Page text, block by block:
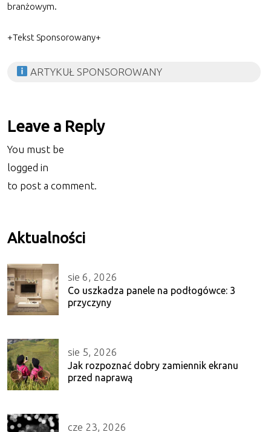
branżowym.
+Tekst Sponsorowany+
ARTYKUŁ SPONSOROWANY
Leave a Reply
You must be
logged in
to post a comment.
Aktualności
sie 6, 2026
Co uszkadza panele na podłogówce: 3
przyczyny
sie 5, 2026
Jak rozpoznać dobry zamiennik ekranu
przed naprawą
cze 23, 2026